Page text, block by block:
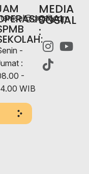
-
:
-
WIB
MEDIA
SOSIAL
: